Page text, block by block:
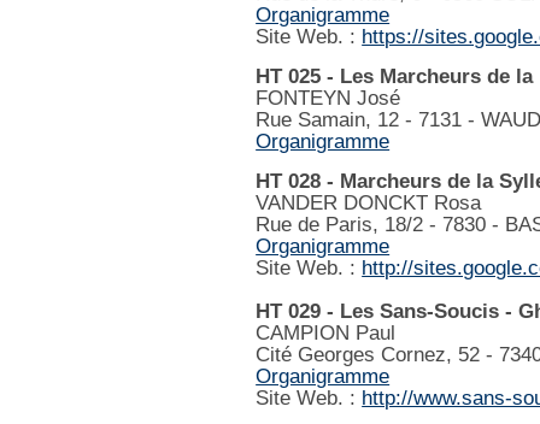
Organigramme
Site Web. : https://
HT 025 - Les Marcheurs de
FONTEYN José
Rue Samain, 12 - 7131 -
Organigramme
HT 028 - Marcheurs de la
VANDER DONCKT Rosa
Rue de Paris, 18/2 - 7830 -
Organigramme
Site Web. : http://
HT 029 - Les Sans-Soucis -
CAMPION Paul
Cité Georges Cornez, 52 -
Organigramme
Site Web. : http://www.sans-